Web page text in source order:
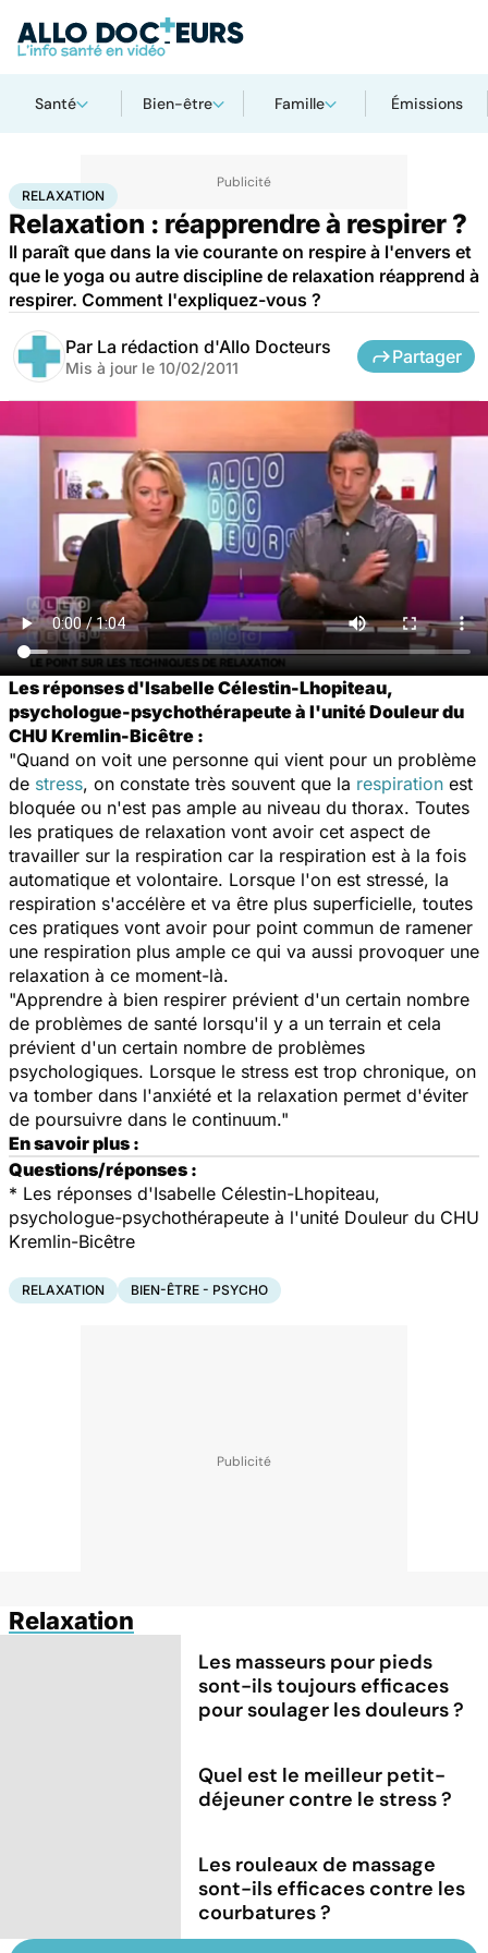
Santé Bien-être Famille Émissions
AccueilBien-être
RELAXATION
Relaxation : réapprendre à respirer ?
Il paraît que dans la vie courante on respire à l'envers et
que le yoga ou autre discipline de relaxation réapprend à
respirer. Comment l'expliquez-vous ?
Par La rédaction d'Allo Docteurs
Mis à jour le 10/02/2011
Partager
Les réponses d'Isabelle Célestin-Lhopiteau,
psychologue-psychothérapeute à l'unité Douleur du
CHU Kremlin-Bicêtre :
"Quand on voit une personne qui vient pour un problème
de stress, on constate très souvent que la respiration est
bloquée ou n'est pas ample au niveau du thorax. Toutes
les pratiques de relaxation vont avoir cet aspect de
travailler sur la respiration car la respiration est à la fois
automatique et volontaire. Lorsque l'on est stressé, la
respiration s'accélère et va être plus superficielle, toutes
ces pratiques vont avoir pour point commun de ramener
une respiration plus ample ce qui va aussi provoquer une
relaxation à ce moment-là.
"Apprendre à bien respirer prévient d'un certain nombre
de problèmes de santé lorsqu'il y a un terrain et cela
prévient d'un certain nombre de problèmes
psychologiques. Lorsque le stress est trop chronique, on
va tomber dans l'anxiété et la relaxation permet d'éviter
de poursuivre dans le continuum."
En savoir plus :
Questions/réponses :
* Les réponses d'Isabelle Célestin-Lhopiteau,
psychologue-psychothérapeute à l'unité Douleur du CHU
Kremlin-Bicêtre
RELAXATION BIEN-ÊTRE - PSYCHO
Relaxation
Les masseurs pour pieds
sont-ils toujours efficaces
pour soulager les douleurs ?
Quel est le meilleur petit-
déjeuner contre le stress ?
Les rouleaux de massage
sont-ils efficaces contre les
courbatures ?